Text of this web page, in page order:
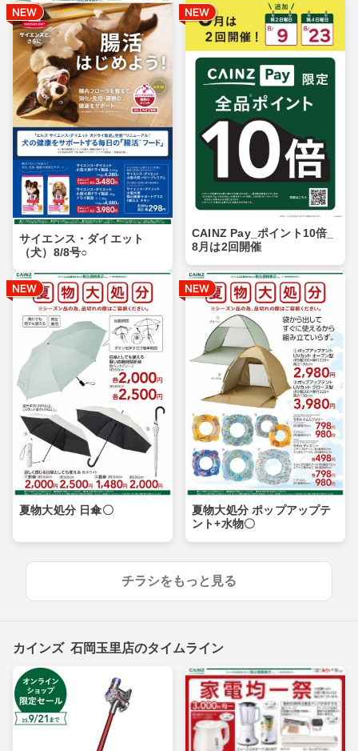
サイエンス・ダイエット
（犬）8/8号○
CAINZ Pay_ポイント10倍_
8月は2回開催
夏物大処分 日傘〇
夏物大処分 ポップアップテ
ント+水物〇
チラシをもっと見る
カインズ 石岡玉里店のタイムライン